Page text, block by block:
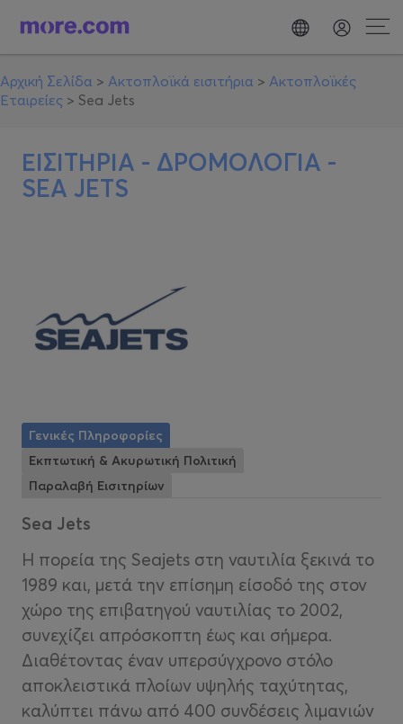
Αρχική Σελίδα > Ακτοπλοϊκά εισιτήρια > Ακτοπλοϊκές
Εταιρείες > Sea Jets
ΕΙΣΙΤΗΡΙΑ - ΔΡΟΜΟΛΟΓΙΑ -
SEA JETS
Γενικές Πληροφορίες
Εκπτωτική & Ακυρωτική Πολιτική
Παραλαβή Εισιτηρίων
Sea Jets
Η πορεία της Seajets στη ναυτιλία ξεκινά το
1989 και, μετά την επίσημη είσοδό της στον
χώρο της επιβατηγού ναυτιλίας το 2002,
συνεχίζει απρόσκοπτη έως και σήμερα.
Διαθέτοντας έναν υπερσύγχρονο στόλο
αποκλειστικά πλοίων υψηλής ταχύτητας,
καλύπτει πάνω από 400 συνδέσεις λιμανιών